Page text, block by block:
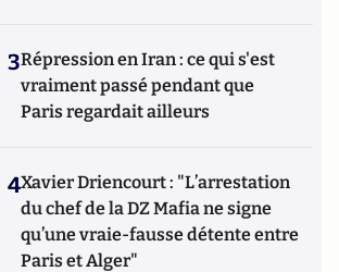
3Répression en Iran : ce qui s'est
vraiment passé pendant que
Paris regardait ailleurs
4Xavier Driencourt : "L’arrestation
du chef de la DZ Mafia ne signe
qu’une vraie-fausse détente entre
Paris et Alger"